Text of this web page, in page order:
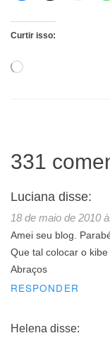
Curtir isso:
Carregando...
331
Luciana disse:
18 de maio de 2010
Amei seu blog.
Que tal colocar o
Abraços
RESPONDER
Helena disse: